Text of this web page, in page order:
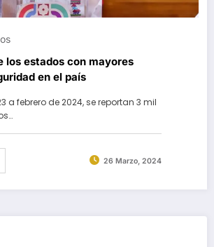
los estados con mayores
en el país
a febrero de 2024, se reportan 3 mil
26 Marzo, 2024